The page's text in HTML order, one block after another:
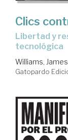
Clics
libertad y resistencia en la era de la distracción
tecnológica
Williams, James
Gatopardo